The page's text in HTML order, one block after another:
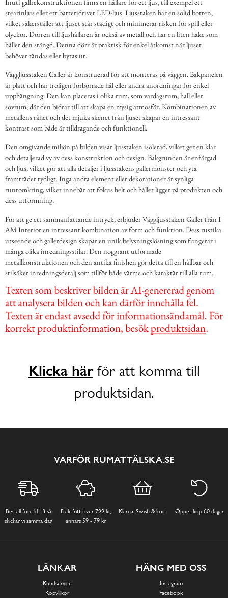
stearinljus eller ett batteridrivet LED-ljus. Ljusstaken har en solid botten,
vilket säkerställer att ljuset står stadigt och minimerar risken för spill eller
olyckor. Dörren till ljushållaren är också av metall och har en liten hake som
håller den stängd. Denna dörr är praktisk för enkel åtkomst när ljuset
behöver tändas eller bytas ut.
Väggljusstaken Galler är konstruerad för att monteras på väggen. Bakpanelen
är platt och har troligen förborrade hål eller andra anordningar för enkel
upphängning. Den kan placeras i olika rum, som vardagsrum, hall eller
sovrum, där den bidrar till att skapa en mysig atmosfär. Kombinationen av
metallens råhet och det mjuka skenet från ljuset skapar en intressant
kontrast som både är tilldragande och funktionell.
Den omgivande miljön på bilden visar ljusstaken isolerad, vilket ger en klar
och detaljerad vy av dess konstruktion och design. Bakgrunden är enfärgad
och ljus, vilket gör att alla detaljer i ljusstakens gallermönster och yta
framträder tydligt. Inga andra element eller dekorationer är synliga
runtomkring, vilket innebär att fokus helt och hållet ligger på produkten och
dess utformning.
För att ge ett sammanfattande intryck, erbjuder Väggljusstaken Galler från I
AM Interior en intressant kombination av form och funktion. Dess rustika
utseende och gallerdesign skapar en unik belysningslösning som fungerar i
många olika inredningsstilar. Den noggrant utformade
metallkonstruktionen och den antika finishen gör detta till en hållbar och
stilsäker inredningsdetalj som tillför både värme och karaktär till alla rum.
Klicka härför att komma till
produktsidan.
VARFÖR RUMATTÄLSKA.SE
Beställ före kl 13 så
skickar vi samma dag
Fraktfritt över 799 kr,
annars 59 - 79 kr
Klarna, Swish & kort Öppet köp 60 dagar
LÄNKAR
Kundservice
Köpvillkor
HÄNG MED OSS
Instagram
Facebook